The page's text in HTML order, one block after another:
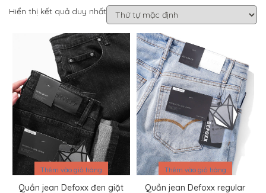
Hiển thị kết quả duy nhất
Sale
Thêm vào giỏ hàng
Quần jean Defoxx đen giặt
Thêm vào giỏ hàng
Quần jean Defoxx regular